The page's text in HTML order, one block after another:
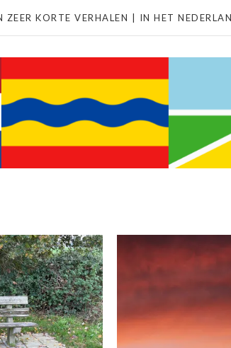
ZEER KORTE VERHALEN | IN HET